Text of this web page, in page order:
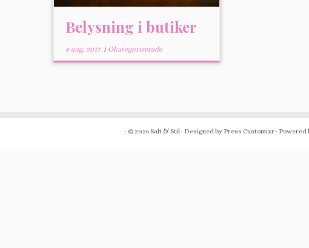
Belysning i butiker
8 aug, 2017i Okategoriserade
· © 2026 Salt & Stil· Designed by Press Customizr· Powered